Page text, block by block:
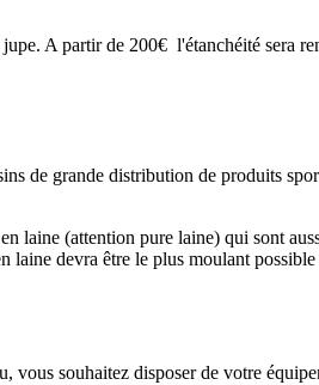
A partir de 200€ l'étanchéité sera
de grande distribution de produits
laine (attention pure laine) qui sont
devra être le plus moulant
souhaitez disposer de votre